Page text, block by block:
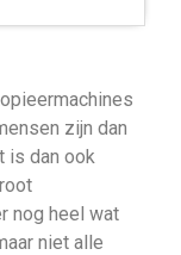
zijn dan
is dan ook
nog heel wat
niet alle